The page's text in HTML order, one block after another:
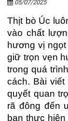
05/07/2025
Thịt bò Úc
vào chất
hương vị
giữ trọn vẹn
trong quá
cách. Bài
quyết quan
rã đông đến
bạn thực